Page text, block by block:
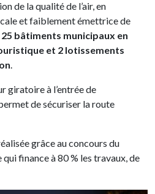
de la qualité de l’air, en
et faiblement émettrice de
25 bâtiments municipaux en
et 2 lotissements
.
giratoire à l’entrée de
de sécuriser la route
grâce au concours du
finance à 80 % les travaux, de